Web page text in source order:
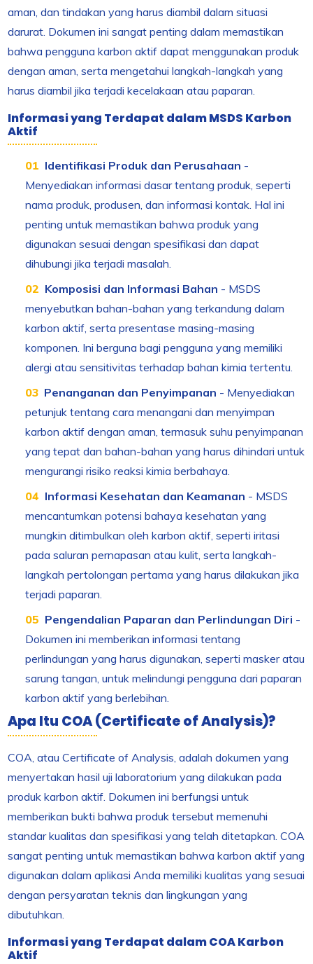
aman, dan tindakan yang harus diambil dalam situasi
darurat. Dokumen ini sangat penting dalam memastikan
bahwa pengguna karbon aktif dapat menggunakan produk
dengan aman, serta mengetahui langkah-langkah yang
harus diambil jika terjadi kecelakaan atau paparan.
Informasi yang Terdapat dalam MSDS Karbon
Aktif
Identifikasi Produk dan Perusahaan -
Menyediakan informasi dasar tentang produk, seperti
nama produk, produsen, dan informasi kontak. Hal ini
penting untuk memastikan bahwa produk yang
digunakan sesuai dengan spesifikasi dan dapat
dihubungi jika terjadi masalah.
Komposisi dan Informasi Bahan - MSDS
menyebutkan bahan-bahan yang terkandung dalam
karbon aktif, serta presentase masing-masing
komponen. Ini berguna bagi pengguna yang memiliki
alergi atau sensitivitas terhadap bahan kimia tertentu.
Penanganan dan Penyimpanan - Menyediakan
petunjuk tentang cara menangani dan menyimpan
karbon aktif dengan aman, termasuk suhu penyimpanan
yang tepat dan bahan-bahan yang harus dihindari untuk
mengurangi risiko reaksi kimia berbahaya.
Informasi Kesehatan dan Keamanan - MSDS
mencantumkan potensi bahaya kesehatan yang
mungkin ditimbulkan oleh karbon aktif, seperti iritasi
pada saluran pernapasan atau kulit, serta langkah-
langkah pertolongan pertama yang harus dilakukan jika
terjadi paparan.
Pengendalian Paparan dan Perlindungan Diri -
Dokumen ini memberikan informasi tentang
perlindungan yang harus digunakan, seperti masker atau
sarung tangan, untuk melindungi pengguna dari paparan
karbon aktif yang berlebihan.
Apa Itu COA (Certificate of Analysis)?
COA, atau Certificate of Analysis, adalah dokumen yang
menyertakan hasil uji laboratorium yang dilakukan pada
produk karbon aktif. Dokumen ini berfungsi untuk
memberikan bukti bahwa produk tersebut memenuhi
standar kualitas dan spesifikasi yang telah ditetapkan. COA
sangat penting untuk memastikan bahwa karbon aktif yang
digunakan dalam aplikasi Anda memiliki kualitas yang sesuai
dengan persyaratan teknis dan lingkungan yang
dibutuhkan.
Informasi yang Terdapat dalam COA Karbon
Aktif